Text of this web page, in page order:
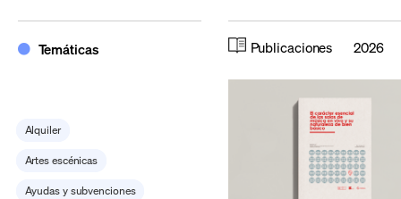
Temáticas
Alquiler
Artes escénicas
Ayudas y subvenciones
Publicaciones 2026